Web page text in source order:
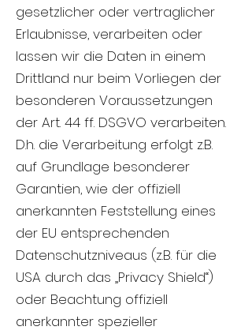
gesetzlicher oder vertraglicher
Erlaubnisse, verarbeiten oder
lassen wir die Daten in einem
Drittland nur beim Vorliegen der
besonderen Voraussetzungen
der Art. 44 ff. DSGVO verarbeiten.
D.h. die Verarbeitung erfolgt z.B.
auf Grundlage besonderer
Garantien, wie der offiziell
anerkannten Feststellung eines
der EU entsprechenden
Datenschutzniveaus (z.B. für die
USA durch das „Privacy Shield“)
oder Beachtung offiziell
anerkannter spezieller